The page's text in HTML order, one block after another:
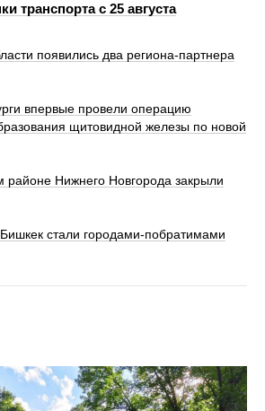
транспорта с 25 августа
появились два региона-партнера
впервые провели операцию
щитовидной железы по новой
районе Нижнего Новгорода закрыли
стали городами-побратимами